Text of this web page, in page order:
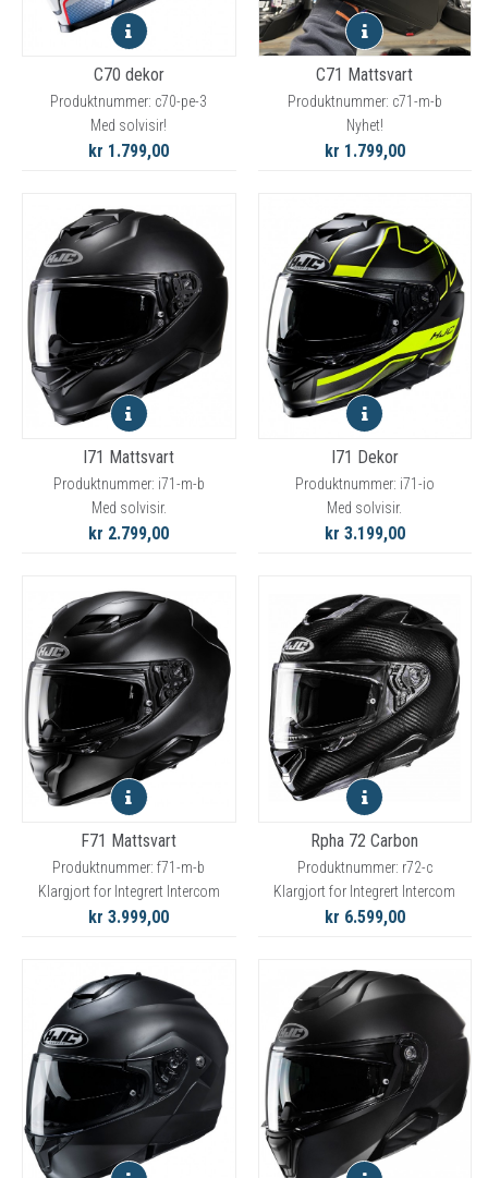
C70 dekor
Produktnummer: c70-pe-3
Med solvisir!
kr 1.799,00
C71 Mattsvart
Produktnummer: c71-m-b
Nyhet!
kr 1.799,00
I71 Mattsvart
Produktnummer: i71-m-b
Med solvisir.
kr 2.799,00
I71 Dekor
Produktnummer: i71-io
Med solvisir.
kr 3.199,00
F71 Mattsvart
Produktnummer: f71-m-b
Klargjort for Integrert Intercom
kr 3.999,00
Rpha 72 Carbon
Produktnummer: r72-c
Klargjort for Integrert Intercom
kr 6.599,00